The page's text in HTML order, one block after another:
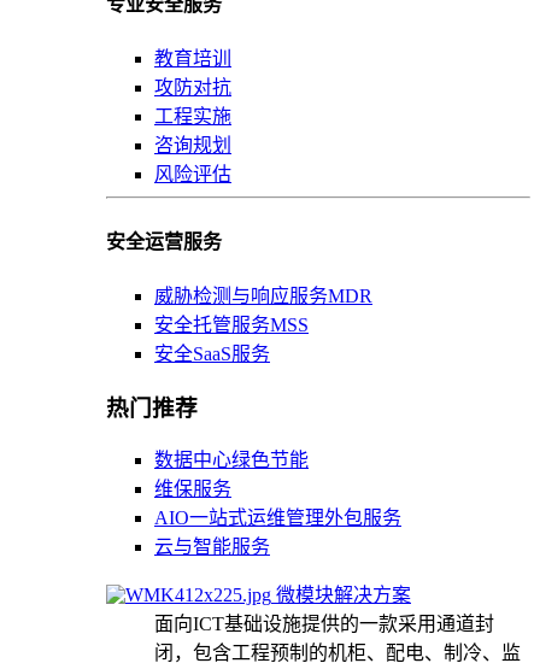
专业安全服务
教育培训
攻防对抗
工程实施
咨询规划
风险评估
安全运营服务
威胁检测与响应服务MDR
安全托管服务MSS
安全SaaS服务
热门推荐
数据中心绿色节能
维保服务
AIO一站式运维管理外包服务
云与智能服务
微模块解决方案
面向ICT基础设施提供的一款采用通道封
闭，包含工程预制的机柜、配电、制冷、监